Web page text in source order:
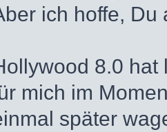
ich hoffe, Du
8.0
mich im
später